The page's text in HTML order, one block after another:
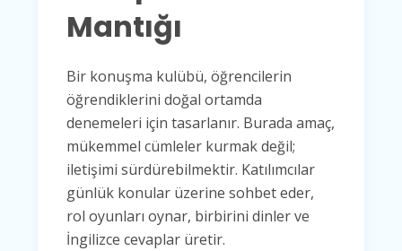
Mantığı
Bir konuşma kulübü, öğrencilerin
öğrendiklerini doğal ortamda
denemeleri için tasarlanır. Burada amaç,
mükemmel cümleler kurmak değil;
iletişimi sürdürebilmektir. Katılımcılar
günlük konular üzerine sohbet eder,
rol oyunları oynar, birbirini dinler ve
İngilizce cevaplar üretir.